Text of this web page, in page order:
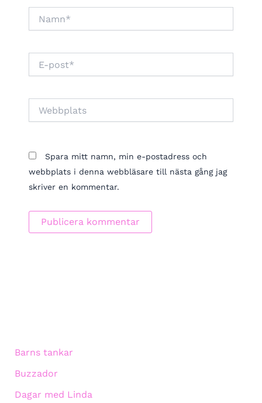
post*
Spara mitt namn, min e-postadress och
webbplats i denna webbläsare till nästa gång jag
skriver en kommentar.
Barns tankar
Buzzador
Dagar med Linda